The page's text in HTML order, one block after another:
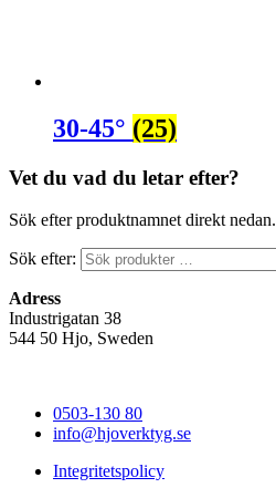
30-45° (25)
Vet du vad du letar efter?
Sök efter produktnamnet direkt nedan.
Sök efter:
Adress
Industrigatan 38
544 50 Hjo, Sweden
0503-130 80
info@hjoverktyg.se
Integritetspolicy